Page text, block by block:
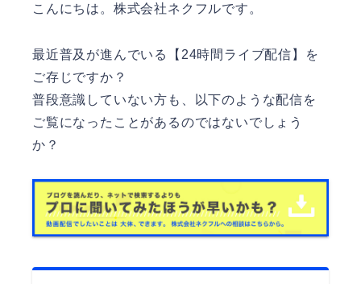
こんにちは。 株式会社ネクフルです。
最近普及が進んでいる【24時間ライブ配信】を
ご存じですか？
普段意識していない方も、以下のような配信を
ご覧になったことがあるのではないでしょう
か？